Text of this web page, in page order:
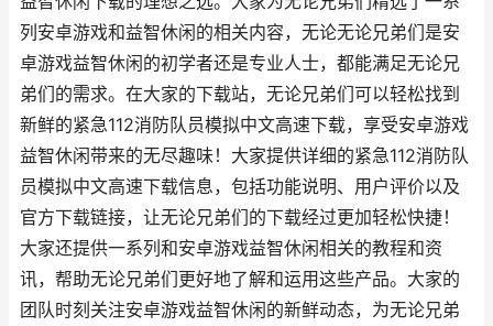
列安卓游戏和益智休闲的相关内容，无论无论兄弟们是安
卓游戏益智休闲的初学者还是专业人士，都能满足无论兄
弟们的需求。在大家的下载站，无论兄弟们可以轻松找到
新鲜的紧急112消防队员模拟中文高速下载，享受安卓游戏
益智休闲带来的无尽趣味！大家提供详细的紧急112消防队
员模拟中文高速下载信息，包括功能说明、用户评价以及
官方下载链接，让无论兄弟们的下载经过更加轻松快捷！
大家还提供一系列和安卓游戏益智休闲相关的教程和资
讯，帮助无论兄弟们更好地了解和运用这些产品。大家的
团队时刻关注安卓游戏益智休闲的新鲜动态，为无论兄弟